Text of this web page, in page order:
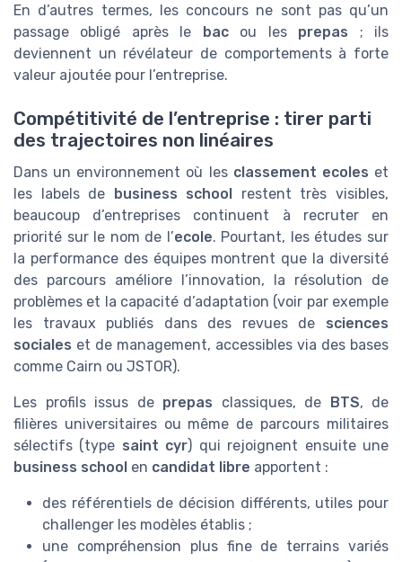
En d’autres termes, les concours ne sont pas qu’un
passage obligé après le bacou les prepas ; ils
deviennent un révélateur de comportements à forte
valeur ajoutée pour l’entreprise.
Compétitivité de l’entreprise : tirer parti
des trajectoires non linéaires
Dans un environnement où les classement ecoles et
les labels de business school restent très visibles,
beaucoup d’entreprises continuent à recruter en
priorité sur le nom de l’ecole. Pourtant, les études sur
la performance des équipes montrent que la diversité
des parcours améliore l’innovation, la résolution de
problèmes et la capacité d’adaptation (voir par exemple
les travaux publiés dans des revues de sciences
sociales et de management, accessibles via des bases
comme Cairn ou JSTOR).
Les profils issus de prepas classiques, de BTS, de
filières universitaires ou même de parcours militaires
sélectifs (type saint cyr) qui rejoignent ensuite une
business school en candidat libre apportent :
des référentiels de décision différents, utiles pour
challenger les modèles établis ;
une compréhension plus fine de terrains variés